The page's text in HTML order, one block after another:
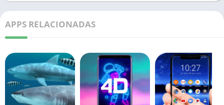
APPS RELACIONADAS